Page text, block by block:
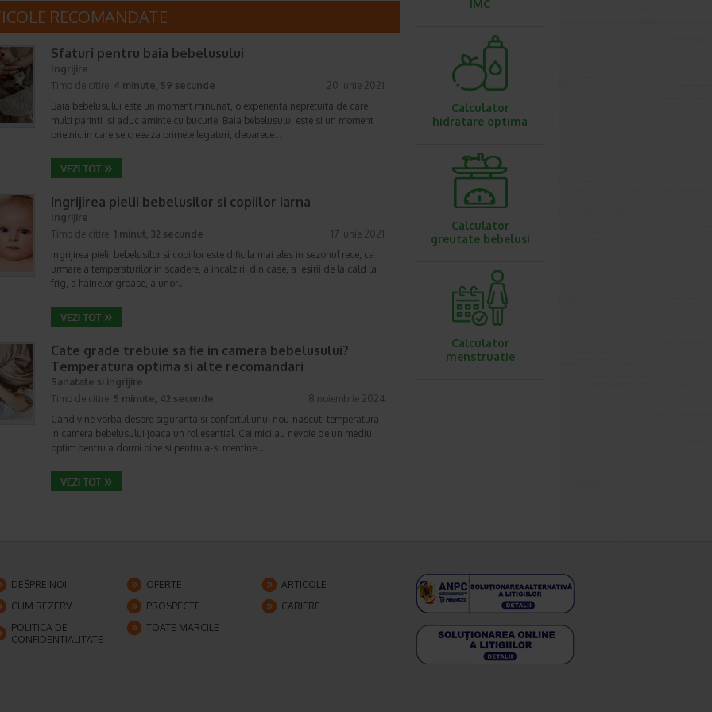
RECOMANDATE
Sfaturi pentru baia bebelusului
Ingrijire
Timp de citire: 4 minute, 59 secunde
20 iunie 2021
Baia bebelusului este un moment minunat, o experienta nepretuita de care
multi parinti isi aduc aminte cu bucurie. Baia bebelusului este si un moment
prielnic in care se creeaza primele legaturi, deoarece…
Ingrijirea pielii bebelusilor si copiilor iarna
Ingrijire
Timp de citire: 1 minut, 32 secunde
17 iunie 2021
Ingrijirea pielii bebelusilor si copiilor este dificila mai ales in sezonul rece, ca
urmare a temperaturilor in scadere, a incalzirii din case, a iesirii de la cald la
frig, a hainelor groase, a unor…
Cate grade trebuie sa fie in camera bebelusului?
Temperatura optima si alte recomandari
Sanatate si ingrijire
Timp de citire: 5 minute, 42 secunde
8 noiembrie 2024
Cand vine vorba despre siguranta si confortul unui nou-nascut, temperatura
in camera bebelusului joaca un rol esential. Cei mici au nevoie de un mediu
optim pentru a dormi bine si pentru a-si mentine…
IMC
Calculator
hidratare optima
Calculator
greutate bebelusi
Calculator
menstruatie
DESPRE NOI OFERTE
ARTICOLE
CUM REZERV
PROSPECTE
CARIERE
POLITICA DE
CONFIDENTIALITATE
TOATE MARCILE